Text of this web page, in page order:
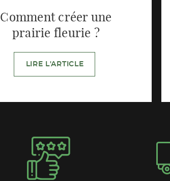
Comment créer une
prairie fleurie ?
LIRE L'ARTICLE